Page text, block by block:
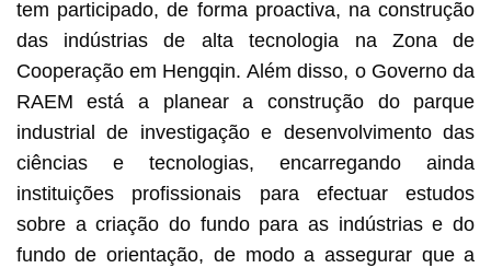
tem participado, de forma proactiva, na construção
das indústrias de alta tecnologia na Zona de
Cooperação em Hengqin. Além disso, o Governo da
RAEM está a planear a construção do parque
industrial de investigação e desenvolvimento das
ciências e tecnologias, encarregando ainda
instituições profissionais para efectuar estudos
sobre a criação do fundo para as indústrias e do
fundo de orientação, de modo a assegurar que a